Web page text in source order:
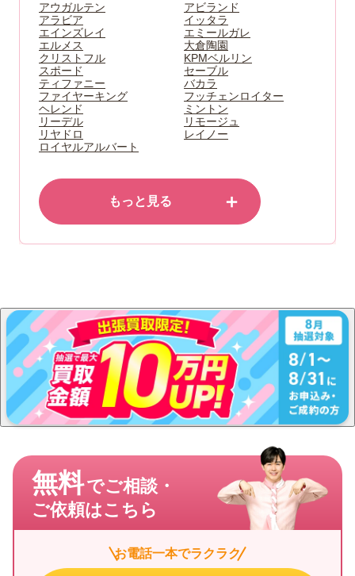
アウガルテン
アビランド
アラビア
イッタラ
エインズレイ
エミールガレ
エルメス
大倉陶園
クリストフル
KPMベルリン
スポード
セーブル
ティファニー
バカラ
ファイヤーキング
フッチェンロイター
ヘレンド
ミントン
リーデル
リモージュ
リヤドロ
レイノー
ロイヤルアルバート
もっと見る ＋
無料でご相談・
ご依頼はこちら
お電話一本でラクラク